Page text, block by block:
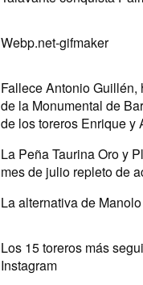
Webp.net-gifmaker
Fallece Antonio Guillén,
de la Monumental de
de los toreros Enrique y
La Peña Taurina Oro y
mes de julio repleto de
La alternativa de
Los 15 toreros más
Instagram